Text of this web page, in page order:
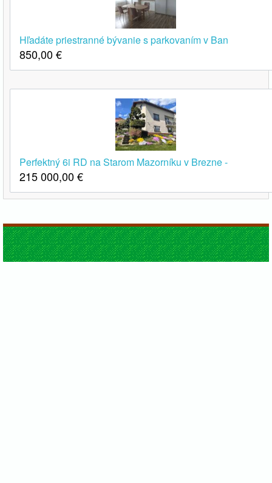
Hľadáte priestranné bývanie s parkovaním v Ban
850,00€
Perfektný 6i RD na Starom Mazorníku v Brezne -
215 000,00€